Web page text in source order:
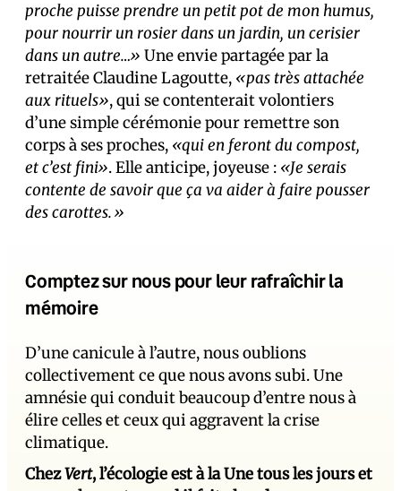
proche puisse prendre un petit pot de mon humus,
pour nourrir un rosier dans un jardin, un cerisier
dans un autre…» Une envie partagée par la
retraitée Claudine Lagoutte, «pas très attachée
aux rituels», qui se contenterait volontiers
d’une simple cérémonie pour remettre son
corps à ses proches, «qui en feront du compost,
et c’est fini». Elle anticipe, joyeuse : «Je serais
contente de savoir que ça va aider à faire pousser
des carottes.»
Comptez sur nous pour leur rafraîchir la
mémoire
D’une canicule à l’autre, nous oublions
collectivement ce que nous avons subi. Une
amnésie qui conduit beaucoup d’entre nous à
élire celles et ceux qui aggravent la crise
climatique.
ChezVert, l’écologie est à la Une tous les jours et